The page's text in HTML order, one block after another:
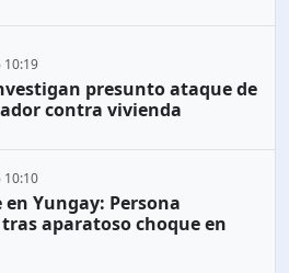
10:19
presunto ataque de
contra vivienda
10:10
en Yungay: Persona
aparatoso choque en